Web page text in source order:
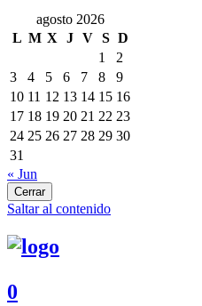
agosto 2026
L M X J V S D
1
2
3
4 5 6 7 8
9
10 11 12 13 14 15 16
17 18 19 20 21 22 23
24 25 26 27 28 29 30
31
« Jun
Cerrar
Saltar al contenido
0